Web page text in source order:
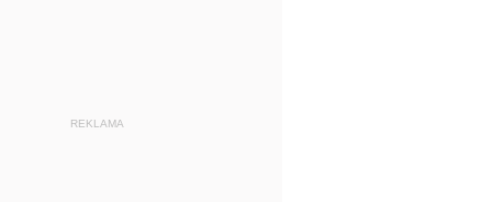
REKLAMA